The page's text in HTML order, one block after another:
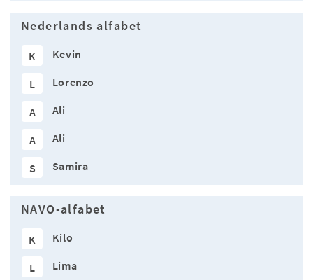
Nederlands alfabet
K Kevin
L Lorenzo
A Ali
A Ali
S Samira
NAVO-alfabet
K Kilo
L Lima